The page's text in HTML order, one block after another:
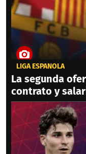
LIGA ESPAÑOLA
La segunda
contrato y